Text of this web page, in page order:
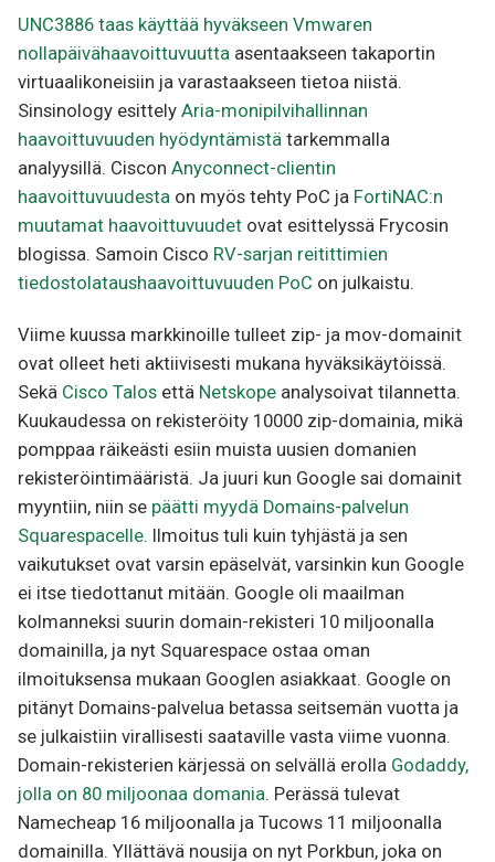
UNC3886 taas käyttää hyväkseen Vmwaren
nollapäivähaavoittuvuutta asentaakseen takaportin
virtuaalikoneisiin ja varastaakseen tietoa niistä.
Sinsinology esittely Aria-monipilvihallinnan
haavoittuvuuden hyödyntämistä tarkemmalla
analyysillä. Ciscon Anyconnect-clientin
haavoittuvuudesta on myös tehty PoC ja FortiNAC:n
muutamat haavoittuvuudet ovat esittelyssä Frycosin
blogissa. Samoin Cisco RV-sarjan reitittimien
tiedostolataushaavoittuvuuden PoC on julkaistu.
Viime kuussa markkinoille tulleet zip- ja mov-domainit
ovat olleet heti aktiivisesti mukana hyväksikäytöissä.
Sekä Cisco Talos että Netskope analysoivat tilannetta.
Kuukaudessa on rekisteröity 10000 zip-domainia, mikä
pomppaa räikeästi esiin muista uusien domanien
rekisteröintimääristä. Ja juuri kun Google sai domainit
myyntiin, niin se päätti myydä Domains-palvelun
Squarespacelle. Ilmoitus tuli kuin tyhjästä ja sen
vaikutukset ovat varsin epäselvät, varsinkin kun Google
ei itse tiedottanut mitään. Google oli maailman
kolmanneksi suurin domain-rekisteri 10 miljoonalla
domainilla, ja nyt Squarespace ostaa oman
ilmoituksensa mukaan Googlen asiakkaat. Google on
pitänyt Domains-palvelua betassa seitsemän vuotta ja
se julkaistiin virallisesti saataville vasta viime vuonna.
Domain-rekisterien kärjessä on selvällä erolla Godaddy,
jolla on 80 miljoonaa domania. Perässä tulevat
Namecheap 16 miljoonalla ja Tucows 11 miljoonalla
domainilla. Yllättävä nousija on nyt Porkbun, joka on